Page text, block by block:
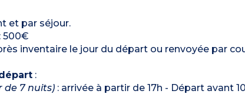
sèche-
et par séjour.
500€
inventaire le jour du départ ou renvoyée par
:
de 7 nuits): arrivée à partir de 17h - Départ avant